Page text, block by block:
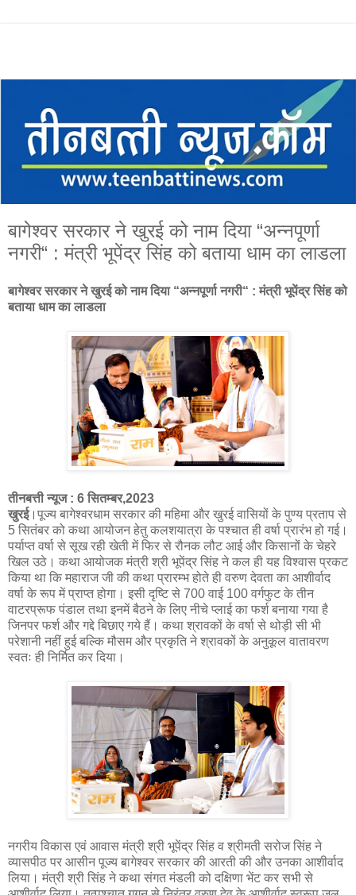
बागेश्वर सरकार ने खुरई को नाम दिया “अन्नपूर्णा
नगरी“ : मंत्री भूपेंद्र सिंह को बताया धाम का लाडला
बागेश्वर सरकार ने खुरई को नाम दिया “अन्नपूर्णा नगरी“ : मंत्री भूपेंद्र सिंह को
बताया धाम का लाडला
तीनबत्ती न्यूज : 6 सितम्बर,2023
खुरई।पूज्य बागेश्वरधाम सरकार की महिमा और खुरई वासियों के पुण्य प्रताप से
5 सितंबर को कथा आयोजन हेतु कलशयात्रा के पश्चात ही वर्षा प्रारंभ हो गई।
पर्याप्त वर्षा से सूख रही खेती में फिर से रौनक लौट आई और किसानों के चेहरे
खिल उठे। कथा आयोजक मंत्री श्री भूपेंद्र सिंह ने कल ही यह विश्वास प्रकट
किया था कि महाराज जी की कथा प्रारम्भ होते ही वरुण देवता का आशीर्वाद
वर्षा के रूप में प्राप्त होगा। इसी दृष्टि से 700 वाई 100 वर्गफुट के तीन
वाटरप्रूफ पंडाल तथा इनमें बैठने के लिए नीचे प्लाई का फर्श बनाया गया है
जिनपर फर्श और गद्दे बिछाए गये हैं। कथा श्रावकों के वर्षा से थोड़ी सी भी
परेशानी नहीं हुई बल्कि मौसम और प्रकृति ने श्रावकों के अनुकूल वातावरण
स्वतः ही निर्मित कर दिया।
नगरीय विकास एवं आवास मंत्री श्री भूपेंद्र सिंह व श्रीमती सरोज सिंह ने
व्यासपीठ पर आसीन पूज्य बागेश्वर सरकार की आरती की और उनका आशीर्वाद
लिया। मंत्री श्री सिंह ने कथा संगत मंडली को दक्षिणा भेंट कर सभी से